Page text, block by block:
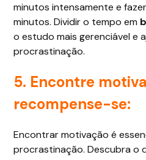
minutos intensamente e
minutos. Dividir o tempo em
o estudo mais gerenciável e
procrastinação.
5. Encontre
recompense-se:
Encontrar motivação é
procrastinação. Descubra o